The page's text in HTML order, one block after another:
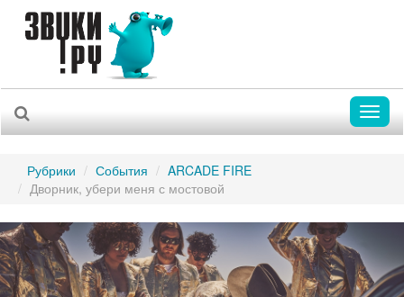
Рубрики События
ARCADE FIRE
Дворник, убери меня с мостовой